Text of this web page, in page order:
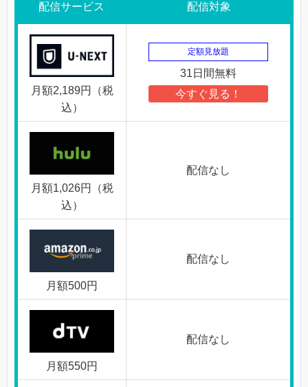
配信サービス 配信対象
月額2,189円（税
込）
定額見放題
31日間無料
今すぐ見る！
月額1,026円（税
込）
配信なし
月額500円
配信なし
月額550円
配信なし